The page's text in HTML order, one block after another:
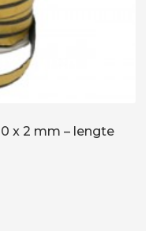
x 2 mm – lengte